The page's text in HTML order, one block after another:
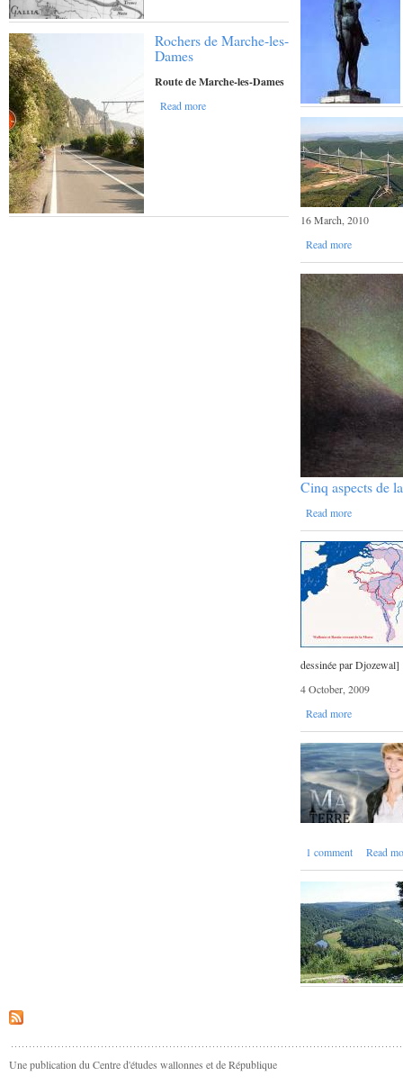
Rochers de Marche-les-
Dames
Route de Marche-les-Dames
Read more
16 March, 2010
Read more
Cinq aspects de
Read more
dessinée par Djozewal]
4 October, 2009
Read more
1 comment Read
Une publication du Centre d'études wallonnes et de République